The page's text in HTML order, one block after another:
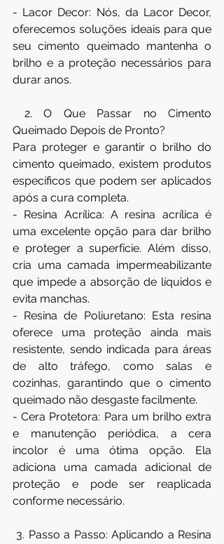
- Lacor Decor: Nós, da Lacor Decor,
oferecemos soluções ideais para que
seu cimento queimado mantenha o
brilho e a proteção necessários para
durar anos.
2. O Que Passar no Cimento
Queimado Depois de Pronto?
Para proteger e garantir o brilho do
cimento queimado, existem produtos
específicos que podem ser aplicados
após a cura completa.
- Resina Acrílica: A resina acrílica é
uma excelente opção para dar brilho
e proteger a superfície. Além disso,
cria uma camada impermeabilizante
que impede a absorção de líquidos e
evita manchas.
- Resina de Poliuretano: Esta resina
oferece uma proteção ainda mais
resistente, sendo indicada para áreas
de alto tráfego, como salas e
cozinhas, garantindo que o cimento
queimado não desgaste facilmente.
- Cera Protetora: Para um brilho extra
e manutenção periódica, a cera
incolor é uma ótima opção. Ela
adiciona uma camada adicional de
proteção e pode ser reaplicada
conforme necessário.
3. Passo a Passo: Aplicando a Resina